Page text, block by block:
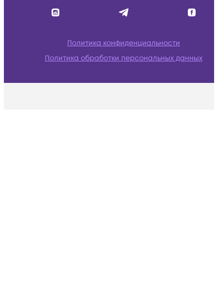
Политика конфиденциальности
Политика обработки персональных данных